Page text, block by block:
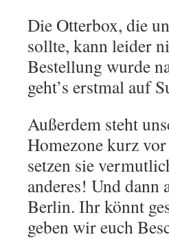
Die Otterbox, die
sollte, kann leider
Bestellung wurde
geht’s erstmal auf
Außerdem steht
Homezone kurz
setzen sie
anderes! Und
Berlin. Ihr könnt
geben wir euch